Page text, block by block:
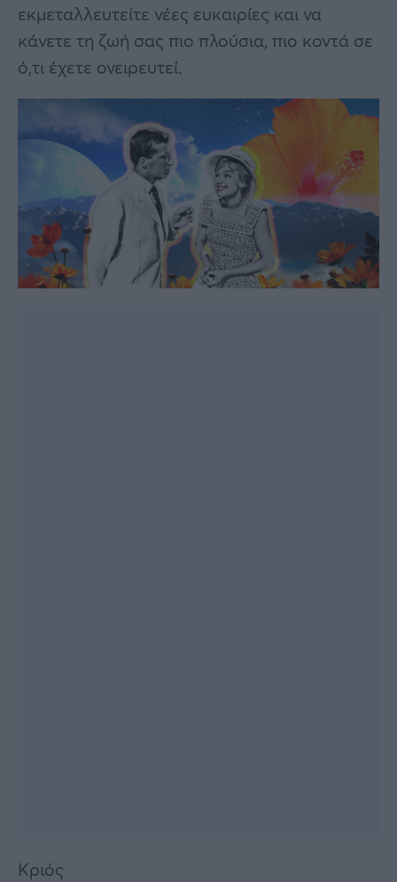
εκμεταλλευτείτε νέες ευκαιρίες και να
κάνετε τη ζωή σας πιο πλούσια, πιο κοντά σε
ό,τι έχετε ονειρευτεί.
Κριός